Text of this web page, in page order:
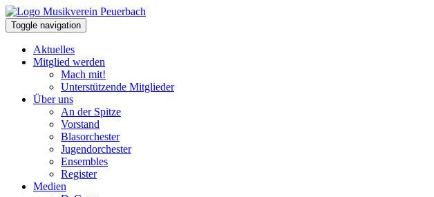
Toggle navigation
Aktuelles
Mitglied werden
Mach mit!
Unterstützende Mitglieder
Über uns
An der Spitze
Vorstand
Blasorchester
Jugendorchester
Ensembles
Register
Medien